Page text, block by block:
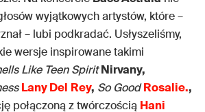
wyjątkowych artystów, które –
– lubi podkradać. Usłyszeliśmy,
wersje inspirowane takimi
Like Teen Spirit Nirvany,
Lany Del Rey, So Good Rosalie.,
połączoną z twórczością Hani